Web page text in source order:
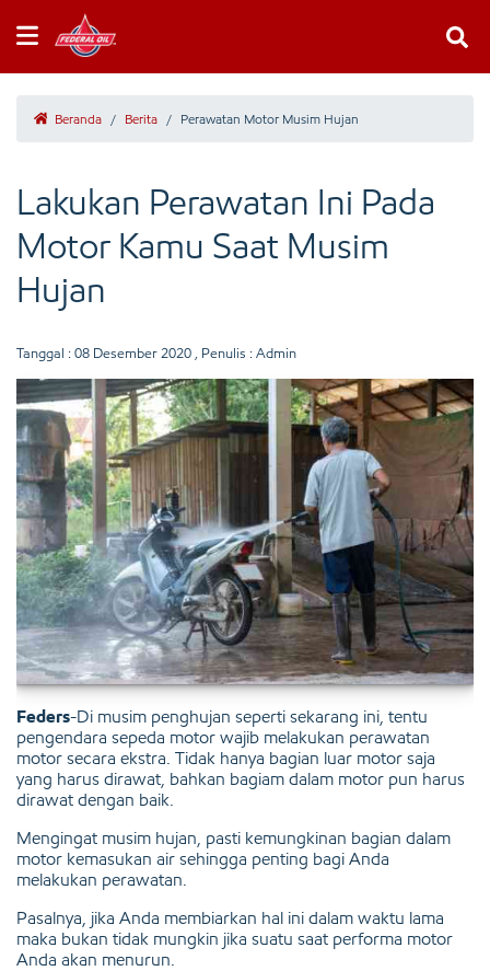
Beranda / Berita / Perawatan Motor Musim Hujan
Lakukan Perawatan Ini Pada
Motor Kamu Saat Musim
Hujan
Tanggal : 08 Desember 2020 , Penulis : Admin
Feders-Di musim penghujan seperti sekarang ini, tentu
pengendara sepeda motor wajib melakukan perawatan
motor secara ekstra. Tidak hanya bagian luar motor saja
yang harus dirawat, bahkan bagiam dalam motor pun harus
dirawat dengan baik.
Mengingat musim hujan, pasti kemungkinan bagian dalam
motor kemasukan air sehingga penting bagi Anda
melakukan perawatan.
Pasalnya, jika Anda membiarkan hal ini dalam waktu lama
maka bukan tidak mungkin jika suatu saat performa motor
Anda akan menurun.